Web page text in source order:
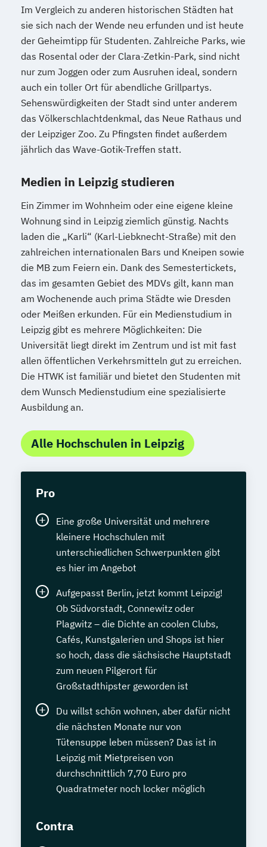
Im Vergleich zu anderen historischen Städten hat
sie sich nach der Wende neu erfunden und ist heute
der Geheimtipp für Studenten. Zahlreiche Parks, wie
das Rosental oder der Clara-Zetkin-Park, sind nicht
nur zum Joggen oder zum Ausruhen ideal, sondern
auch ein toller Ort für abendliche Grillpartys.
Sehenswürdigkeiten der Stadt sind unter anderem
das Völkerschlachtdenkmal, das Neue Rathaus und
der Leipziger Zoo. Zu Pfingsten findet außerdem
jährlich das Wave-Gotik-Treffen statt.
Medien in Leipzig studieren
Ein Zimmer im Wohnheim oder eine eigene kleine
Wohnung sind in Leipzig ziemlich günstig. Nachts
laden die „Karli“ (Karl-Liebknecht-Straße) mit den
zahlreichen internationalen Bars und Kneipen sowie
die MB zum Feiern ein. Dank des Semestertickets,
das im gesamten Gebiet des MDVs gilt, kann man
am Wochenende auch prima Städte wie Dresden
oder Meißen erkunden. Für ein Medienstudium in
Leipzig gibt es mehrere Möglichkeiten: Die
Universität liegt direkt im Zentrum und ist mit fast
allen öffentlichen Verkehrsmitteln gut zu erreichen.
Die HTWK ist familiär und bietet den Studenten mit
dem Wunsch Medienstudium eine spezialisierte
Ausbildung an.
Alle Hochschulen in Leipzig
Pro
Eine große Universität und mehrere
kleinere Hochschulen mit
unterschiedlichen Schwerpunkten gibt
es hier im Angebot
Aufgepasst Berlin, jetzt kommt Leipzig!
Ob Südvorstadt, Connewitz oder
Plagwitz – die Dichte an coolen Clubs,
Cafés, Kunstgalerien und Shops ist hier
so hoch, dass die sächsische Hauptstadt
zum neuen Pilgerort für
Großstadthipster geworden ist
Du willst schön wohnen, aber dafür nicht
die nächsten Monate nur von
Tütensuppe leben müssen? Das ist in
Leipzig mit Mietpreisen von
durchschnittlich 7,70 Euro pro
Quadratmeter noch locker möglich
Contra